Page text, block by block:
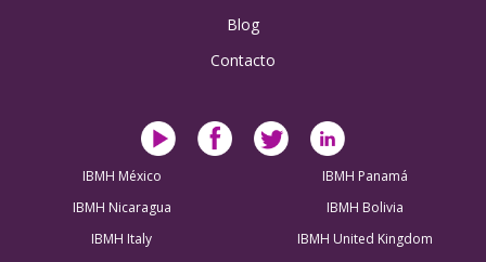
Blog
Contacto
IBMH México
IBMH Panamá
IBMH Nicaragua
IBMH Bolivia
IBMH Italy
IBMH United Kingdom